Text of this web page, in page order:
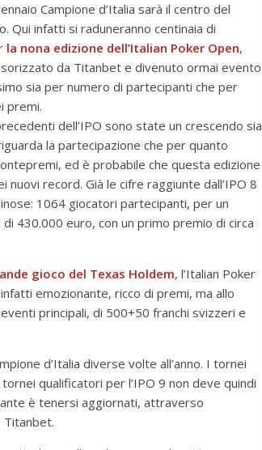
Campione d’Italia sarà il centro del
Qui infatti si raduneranno centinaia di
la nona edizione dell’Italian Poker Open,
da Titanbet e divenuto ormai evento
sia per numero di partecipanti che per
premi.
dell’IPO sono state un crescendo sia
la partecipazione che per quanto
ed è probabile che questa edizione
nuovi record. Già le cifre raggiunte dall’IPO 8
1064 giocatori partecipanti, per un
430.000 euro, con un primo premio di circa
gioco del Texas Holdem, l’Italian Poker
emozionante, ricco di premi, ma allo
principali, di 500+50 franchi svizzeri e
d’Italia diverse volte all’anno. I tornei
qualificatori per l’IPO 9 non deve quindi
è tenersi aggiornati, attraverso
Titanbet.